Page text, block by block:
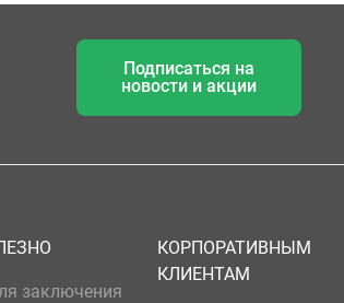
Подписаться на
новости и акции
заключения
КОРПОРАТИВНЫМ
КЛИЕНТАМ